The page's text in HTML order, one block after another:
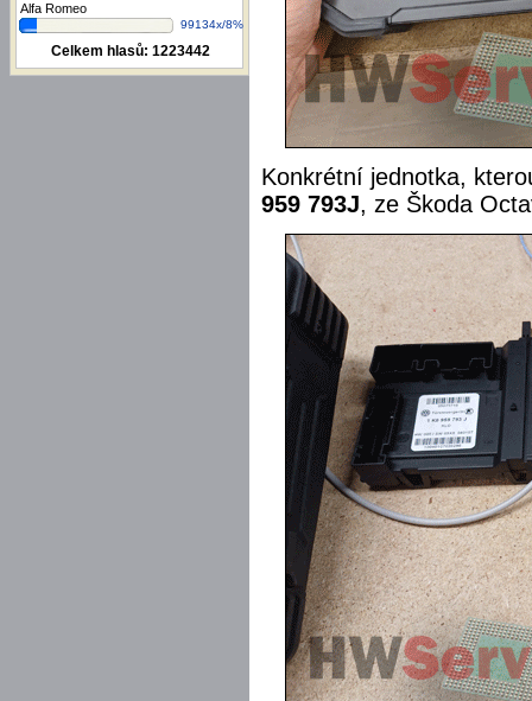
Alfa Romeo
99134x/8%
Celkem hlasů: 1223442
Konkrétní jednotka,
959 793J, ze Škoda